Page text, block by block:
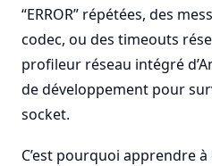
“ERROR” répétées, des
codec, ou des timeouts
profileur réseau intégré
de développement pour
socket.
C’est pourquoi apprendre